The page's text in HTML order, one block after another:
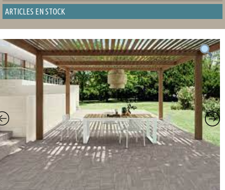
ARTICLES EN STOCK